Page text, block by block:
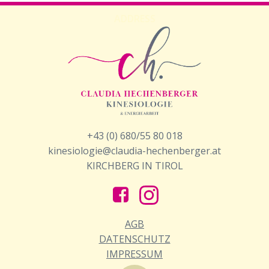
+43 (0) 680/55 80 018
kinesiologie@claudia-hechenberger.at
KIRCHBERG IN TIROL
AGB
DATENSCHUTZ
IMPRESSUM